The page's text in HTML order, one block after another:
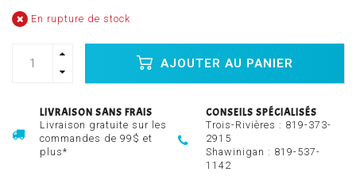
En rupture de stock
AJOUTER AU PANIER
LIVRAISON SANS FRAIS
Livraison gratuite sur les
commandes de 99$ et
plus*
CONSEILS SPÉCIALISÉS
Trois-Rivières : 819-373-
2915
Shawinigan : 819-537-
1142